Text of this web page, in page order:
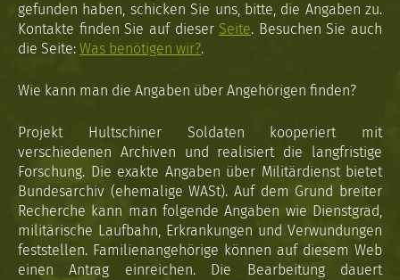
gefunden haben, schicken Sie uns, bitte, die Angaben zu.
Kontakte finden Sie auf dieser Seite. Besuchen Sie auch
die Seite: Was benötigen wir?.
Wie kann man die Angaben über Angehörigen finden?
Projekt Hultschiner Soldaten kooperiert mit
verschiedenen Archiven und realisiert die langfristige
Forschung. Die exakte Angaben über Militärdienst bietet
Bundesarchiv (ehemalige WASt). Auf dem Grund breiter
Recherche kann man folgende Angaben wie Dienstgrad,
militärische Laufbahn, Erkrankungen und Verwundungen
feststellen. Familienangehörige können auf diesem Web
einen Antrag einreichen. Die Bearbeitung dauert